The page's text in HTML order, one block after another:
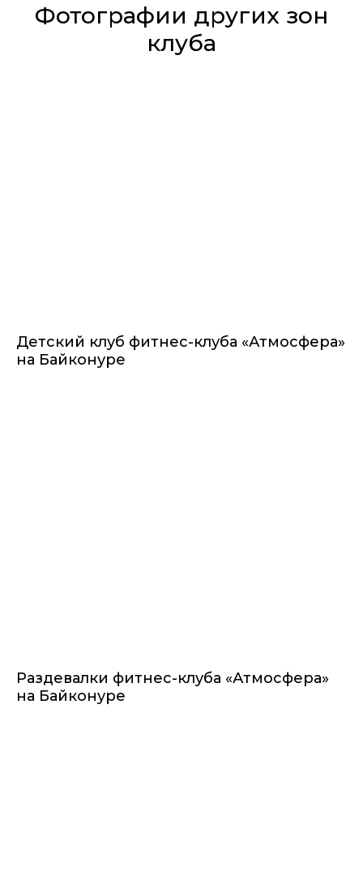
Фотографии других зон
клуба
Детский клуб фитнес-клуба «Атмосфера»
на Байконуре
Раздевалки фитнес-клуба «Атмосфера»
на Байконуре